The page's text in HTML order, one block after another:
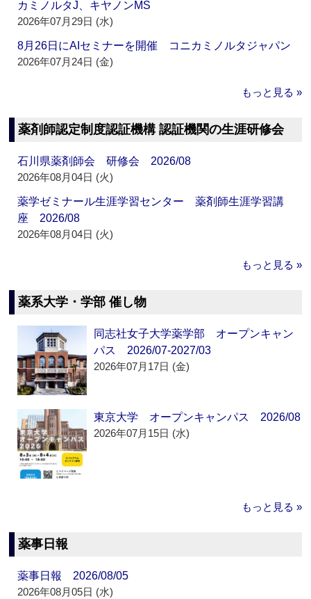
カミノルタJ、キヤノンMS
2026年07月29日 (水)
8月26日にAIセミナーを開催 コニカミノルタジャパン
2026年07月24日 (金)
もっと見る »
薬剤師認定制度認証機構 認証機関の生涯研修会
石川県薬剤師会 研修会 2026/08
2026年08月04日 (火)
薬学ゼミナール生涯学習センター 薬剤師生涯学習講
座 2026/08
2026年08月04日 (火)
もっと見る »
薬系大学・学部 催し物
同志社女子大学薬学部 オープンキャン
パス 2026/07-2027/03
2026年07月17日 (金)
東京大学 オープンキャンパス 2026/08
2026年07月15日 (水)
もっと見る »
薬事日報
薬事日報 2026/08/05
2026年08月05日 (水)